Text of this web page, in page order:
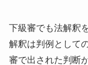
下級審でも法解釈
解釈は判例として
審で出された判断